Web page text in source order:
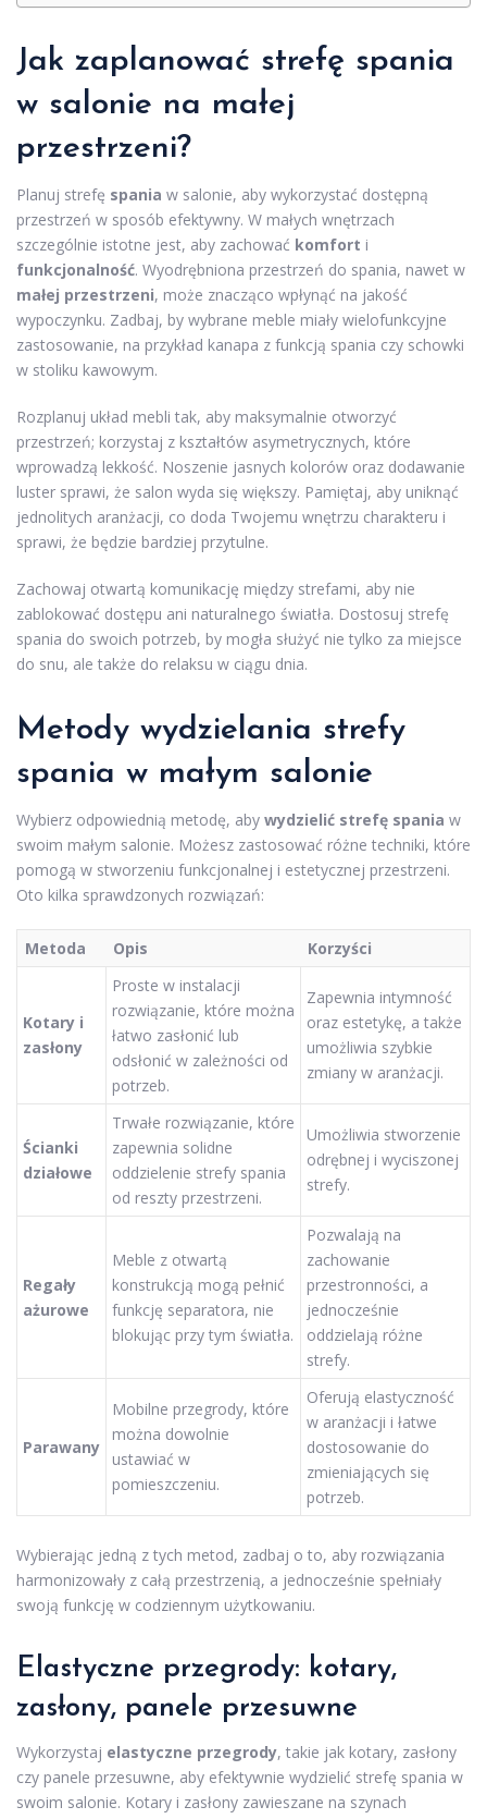
Jak zaplanować strefę spania
w salonie na małej
przestrzeni?
Planuj strefę spania w salonie, aby wykorzystać dostępną
przestrzeń w sposób efektywny. W małych wnętrzach
szczególnie istotne jest, aby zachować komfort i
funkcjonalność. Wyodrębniona przestrzeń do spania, nawet w
małej przestrzeni, może znacząco wpłynąć na jakość
wypoczynku. Zadbaj, by wybrane meble miały wielofunkcyjne
zastosowanie, na przykład kanapa z funkcją spania czy schowki
w stoliku kawowym.
Rozplanuj układ mebli tak, aby maksymalnie otworzyć
przestrzeń; korzystaj z kształtów asymetrycznych, które
wprowadzą lekkość. Noszenie jasnych kolorów oraz dodawanie
luster sprawi, że salon wyda się większy. Pamiętaj, aby uniknąć
jednolitych aranżacji, co doda Twojemu wnętrzu charakteru i
sprawi, że będzie bardziej przytulne.
Zachowaj otwartą komunikację między strefami, aby nie
zablokować dostępu ani naturalnego światła. Dostosuj strefę
spania do swoich potrzeb, by mogła służyć nie tylko za miejsce
do snu, ale także do relaksu w ciągu dnia.
Metody wydzielania strefy
spania w małym salonie
Wybierz odpowiednią metodę, aby wydzielić strefę spania w
swoim małym salonie. Możesz zastosować różne techniki, które
pomogą w stworzeniu funkcjonalnej i estetycznej przestrzeni.
Oto kilka sprawdzonych rozwiązań:
Metoda Opis Korzyści
Kotary i
zasłony
Proste w instalacji
rozwiązanie, które można
łatwo zasłonić lub
odsłonić w zależności od
potrzeb.
Zapewnia intymność
oraz estetykę, a także
umożliwia szybkie
zmiany w aranżacji.
Ścianki
działowe
Trwałe rozwiązanie, które
zapewnia solidne
oddzielenie strefy spania
od reszty przestrzeni.
Umożliwia stworzenie
odrębnej i wyciszonej
strefy.
Regały
ażurowe
Meble z otwartą
konstrukcją mogą pełnić
funkcję separatora, nie
blokując przy tym światła.
Pozwalają na
zachowanie
przestronności, a
jednocześnie
oddzielają różne
strefy.
Parawany
Mobilne przegrody, które
można dowolnie
ustawiać w
pomieszczeniu.
Oferują elastyczność
w aranżacji i łatwe
dostosowanie do
zmieniających się
potrzeb.
Wybierając jedną z tych metod, zadbaj o to, aby rozwiązania
harmonizowały z całą przestrzenią, a jednocześnie spełniały
swoją funkcję w codziennym użytkowaniu.
Elastyczne przegrody: kotary,
zasłony, panele przesuwne
Wykorzystaj elastyczne przegrody, takie jak kotary, zasłony
czy panele przesuwne, aby efektywnie wydzielić strefę spania w
swoim salonie. Kotary i zasłony zawieszane na szynach